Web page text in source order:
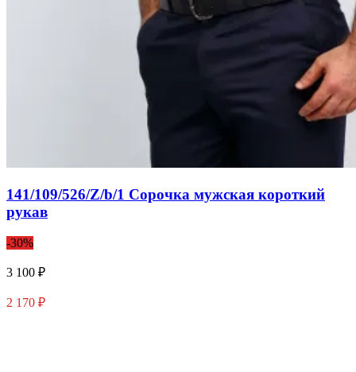
141/109/526/Z/b/1 Сорочка мужская короткий
рукав
-30%
3 100 ₽
2 170 ₽